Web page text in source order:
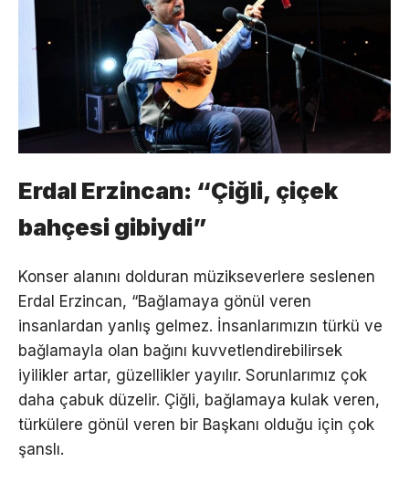
Erdal Erzincan: “Çiğli, çiçek
bahçesi gibiydi”
Konser alanını dolduran müzikseverlere seslenen
Erdal Erzincan, “Bağlamaya gönül veren
insanlardan yanlış gelmez. İnsanlarımızın türkü ve
bağlamayla olan bağını kuvvetlendirebilirsek
iyilikler artar, güzellikler yayılır. Sorunlarımız çok
daha çabuk düzelir. Çiğli, bağlamaya kulak veren,
türkülere gönül veren bir Başkanı olduğu için çok
şanslı.